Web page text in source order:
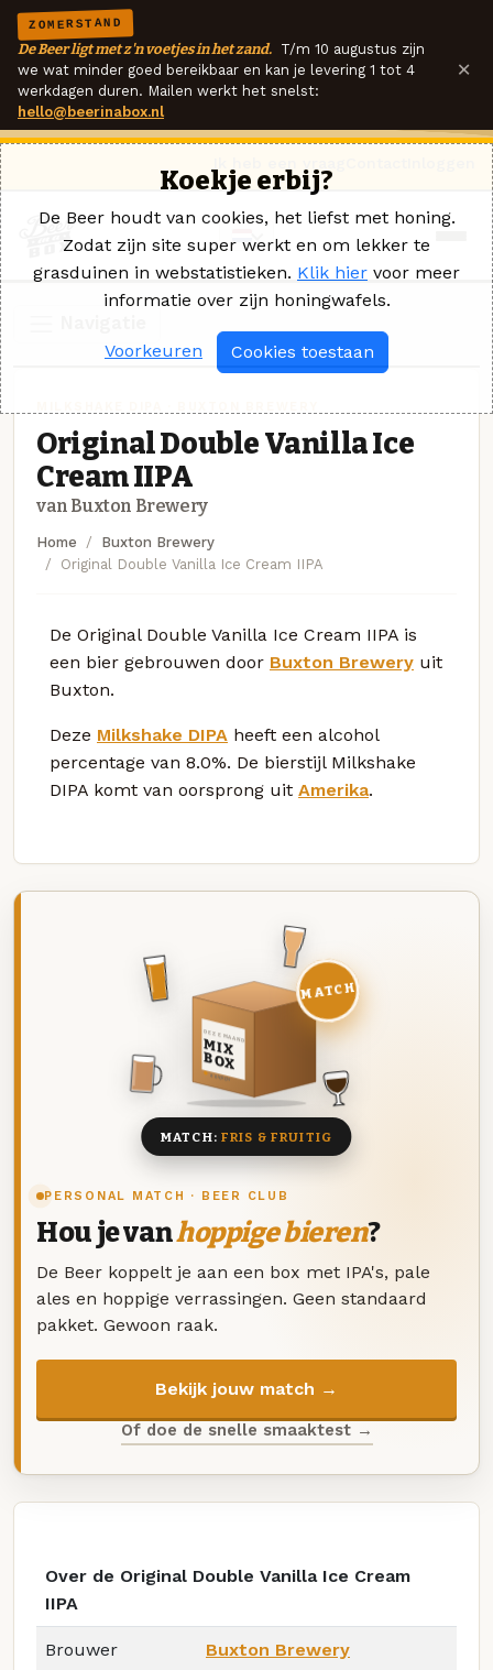
ZOMERSTAND
De Beer ligt met z'n voetjes in het zand. T/m 10 augustus zijn
we wat minder goed bereikbaar en kan je levering 1 tot 4
werkdagen duren. Mailen werkt het snelst:
hello@beerinabox.nl
×
Original Double Vanilla Ice
Cream IIPA
van Buxton Brewery
Home
Buxton Brewery
Original Double Vanilla Ice Cream IIPA
De Original Double Vanilla Ice Cream IIPA is
een bier gebrouwen door Buxton Brewery uit
Buxton.
Deze Milkshake DIPA heeft een alcohol
percentage van 8.0%. De bierstijl Milkshake
DIPA komt van oorsprong uit Amerika.
PERSONAL MATCH · BEER CLUB
Hou je vanhoppige bieren?
De Beer koppelt je aan een box met IPA's, pale
ales en hoppige verrassingen. Geen standaard
pakket. Gewoon raak.
Bekijk jouw match →
Of doe de snelle smaaktest →
DEZE MAAND
MIX
BOX
8 BIEREN
MATCH
MATCH: FRIS & FRUITIG
Over de Original Double Vanilla Ice Cream
IIPA
Brouwer Buxton Brewery
Koekje erbij?
De Beer houdt van cookies, het liefst met honing.
Zodat zijn site super werkt en om lekker te
grasduinen in webstatistieken. Klik hier voor meer
informatie over zijn honingwafels.
Voorkeuren Cookies toestaan